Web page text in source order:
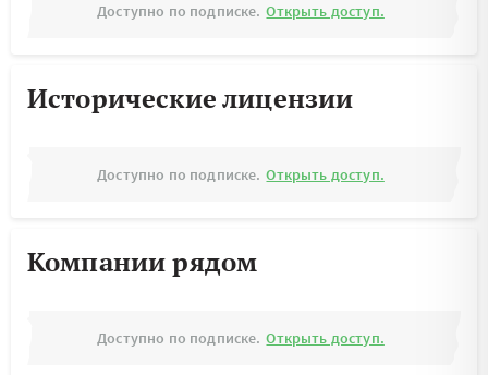
Доступно по подписке. Открыть доступ.
Исторические лицензии
Доступно по подписке. Открыть доступ.
Компании рядом
Доступно по подписке. Открыть доступ.